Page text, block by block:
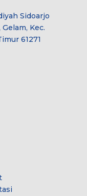
Sidoarjo
Kec.
61271